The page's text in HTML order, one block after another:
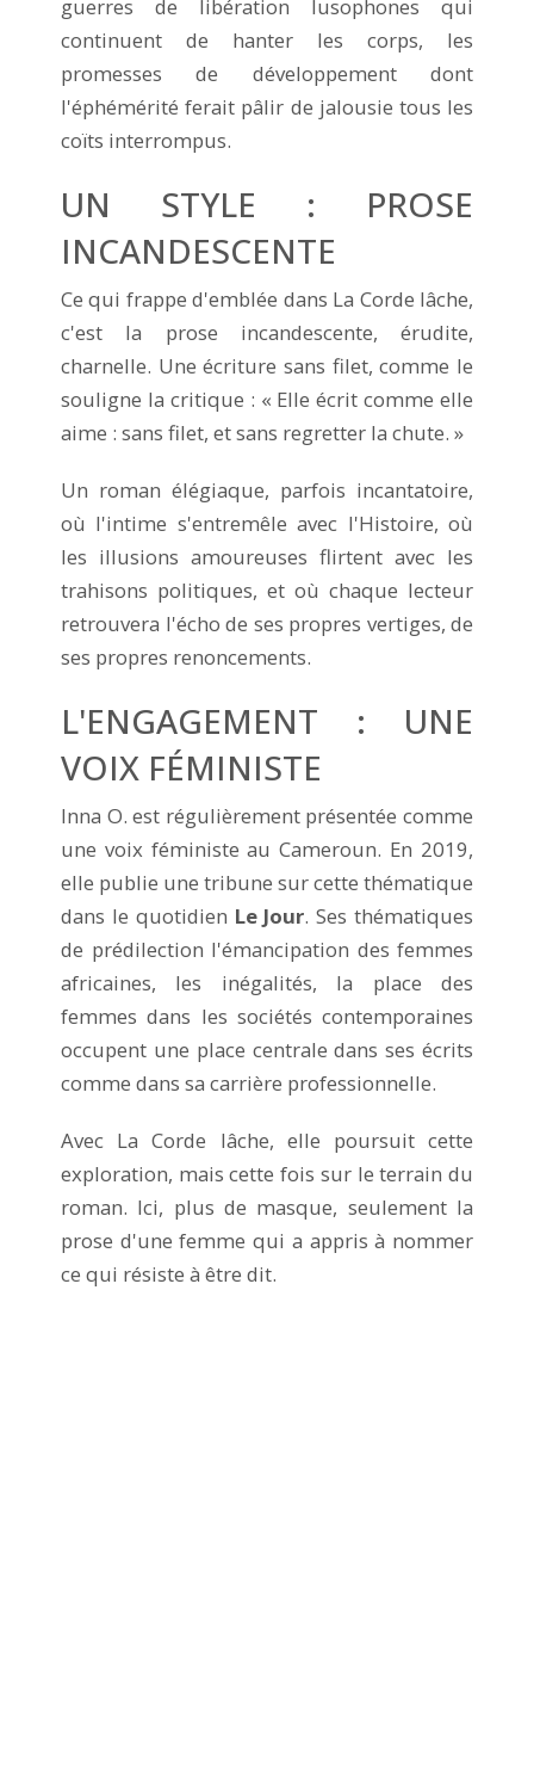
guerres de libération lusophones qui
continuent de hanter les corps, les
promesses de développement dont
l'éphémérité ferait pâlir de jalousie tous les
coïts interrompus.
UN STYLE : PROSE
INCANDESCENTE
Ce qui frappe d'emblée dans La Corde lâche,
c'est la prose incandescente, érudite,
charnelle. Une écriture sans filet, comme le
souligne la critique : « Elle écrit comme elle
aime : sans filet, et sans regretter la chute. »
Un roman élégiaque, parfois incantatoire,
où l'intime s'entremêle avec l'Histoire, où
les illusions amoureuses flirtent avec les
trahisons politiques, et où chaque lecteur
retrouvera l'écho de ses propres vertiges, de
ses propres renoncements.
L'ENGAGEMENT : UNE
VOIX FÉMINISTE
Inna O. est régulièrement présentée comme
une voix féministe au Cameroun. En 2019,
elle publie une tribune sur cette thématique
dans le quotidien Le Jour. Ses thématiques
de prédilection l'émancipation des femmes
africaines, les inégalités, la place des
femmes dans les sociétés contemporaines
occupent une place centrale dans ses écrits
comme dans sa carrière professionnelle.
Avec La Corde lâche, elle poursuit cette
exploration, mais cette fois sur le terrain du
roman. Ici, plus de masque, seulement la
prose d'une femme qui a appris à nommer
ce qui résiste à être dit.